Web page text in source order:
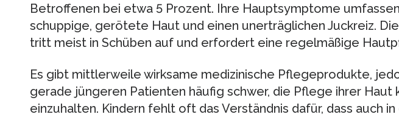
Betroffenen bei etwa 5 Prozent. Ihre Hauptsymptome
schuppige, gerötete Haut und einen unerträglichen Juckreiz.
tritt meist in Schüben auf und erfordert eine regelmäßige
Es gibt mittlerweile wirksame medizinische Pflegeprodukte,
gerade jüngeren Patienten häufig schwer, die Pflege ihrer Haut
einzuhalten. Kindern fehlt oft das Verständnis dafür, dass auch in